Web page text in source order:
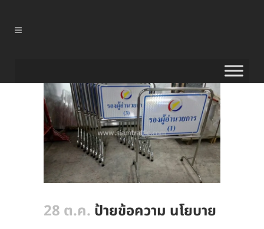
28 ต.ค. ป้ายข้อความ นโยบาย